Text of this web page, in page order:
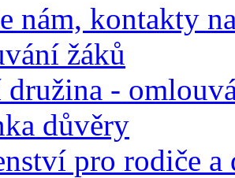
nám, kontakty
žáků
družina -
důvěry
pro rodiče